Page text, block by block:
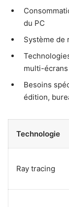
du PC
Système de
multi-écrans
Besoins
édition,
Technologie
Ray tracing